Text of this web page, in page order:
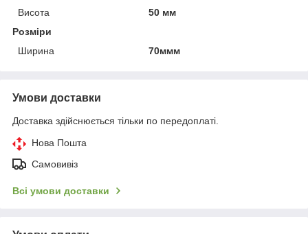
Висота
50 мм
Розміри
Ширина
70ммм
Умови доставки
Доставка здійснюється тільки по передоплаті.
Нова Пошта
Самовивіз
Всі умови доставки